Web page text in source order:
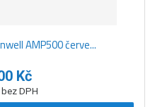
AMP500 červe...
Kč
bez DPH